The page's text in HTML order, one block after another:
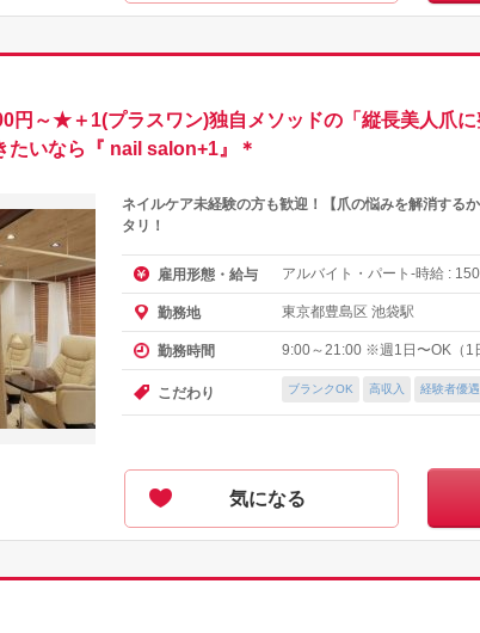
円～★＋1(プラスワン)独自メソッドの「縦長美人爪
たいなら『 nail salon+1』＊
ネイルケア未経験の方も歓迎！【爪の悩みを解消する
タリ！
雇用形態・給与 アルバイト・パート-時給 :
勤務地 東京都豊島区 池袋駅
勤務時間 9:00～21:00 ※週1日〜OK（
こだわり ブランクOK 高収入 経験者優遇
気になる